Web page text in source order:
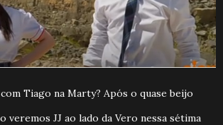
Tiago na Marty? Após o quase beijo
veremos JJ ao lado da Vero nessa sétima